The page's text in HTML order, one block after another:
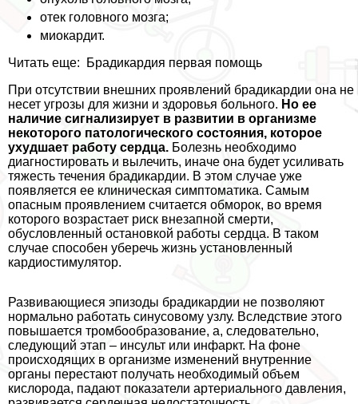
отек головного мозга;
миокардит.
Читать еще:
Брадикардия первая помощь
При отсутствии внешних проявлений брадикардии она не
несет угрозы для жизни и здоровья больного. Но ее
наличие сигнализирует в развитии в организме
некоторого патологического состояния, которое
ухудшает работу сердца. Болезнь необходимо
диагностировать и вылечить, иначе она будет усиливать
тяжесть течения брадикардии. В этом случае уже
появляется ее клиническая симптоматика. Самым
опасным проявлением считается обморок, во время
которого возрастает риск внезапной cмepти,
обусловленный остановкой работы сердца. В таком
случае способен уберечь жизнь установленный
кардиостимулятор.
Развивающиеся эпизоды брадикардии не позволяют
нормально работать синусовому узлу. Вследствие этого
повышается тромбообразование, а, следовательно,
следующий этап – инсульт или инфаркт. На фоне
происходящих в организме изменений внутренние
органы перестают получать необходимый объем
кислорода, падают показатели артериального давления,